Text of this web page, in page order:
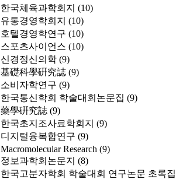
한국체육과학회지 (10)
유통경영학회지 (10)
호텔경영학연구 (10)
스포츠사이언스 (10)
신경정신의학 (9)
基礎科學硏究誌 (9)
소비자학연구 (9)
한국통신학회 학술대회논문집 (9)
藥學硏究誌 (9)
한국초지조사료학회지 (9)
디지털융복합연구 (9)
Macromolecular Research (9)
정보과학회논문지 (8)
한국고분자학회 학술대회 연구논문 초록집